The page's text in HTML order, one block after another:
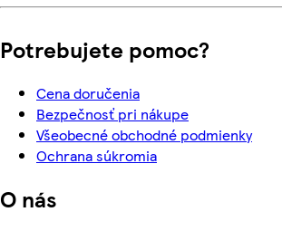
Potrebujete pomoc?
Cena doručenia
Bezpečnosť pri nákupe
Všeobecné obchodné podmienky
Ochrana súkromia
O nás